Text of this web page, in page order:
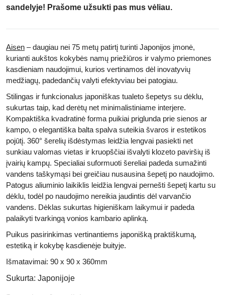
sandelyje! Prašome užsukti pas mus vėliau.
Aisen – daugiau nei 75 metų patirtį turinti Japonijos įmonė,
kurianti aukštos kokybės namų priežiūros ir valymo priemones
kasdieniam naudojimui, kurios vertinamos dėl inovatyvių
medžiagų, padedančių valyti efektyviau bei patogiau.
Stilingas ir funkcionalus japoniškas tualeto šepetys su dėklu,
sukurtas taip, kad derėtų net minimalistiniame interjere.
Kompaktiška kvadratinė forma puikiai priglunda prie sienos ar
kampo, o elegantiška balta spalva suteikia švaros ir estetikos
pojūtį. 360° šerelių išdėstymas leidžia lengvai pasiekti net
sunkiau valomas vietas ir kruopščiai išvalyti klozeto paviršių iš
įvairių kampų. Specialiai suformuoti šereliai padeda sumažinti
vandens taškymąsi bei greičiau nusausina šepetį po naudojimo.
Patogus aliuminio laikiklis leidžia lengvai pernešti šepetį kartu su
dėklu, todėl po naudojimo nereikia jaudintis dėl varvančio
vandens. Dėklas sukurtas higieniškam laikymui ir padeda
palaikyti tvarkingą vonios kambario aplinką.
Puikus pasirinkimas vertinantiems japonišką praktiškumą,
estetiką ir kokybę kasdienėje buityje.
Išmatavimai: 90 x 90 x 360mm
Sukurta: Japonijoje